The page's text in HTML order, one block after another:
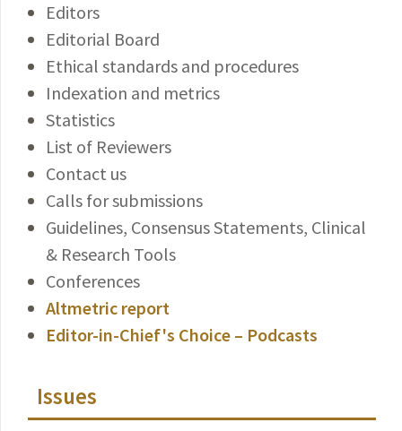
Editors
Editorial Board
Ethical standards and procedures
Indexation and metrics
Statistics
List of Reviewers
Contact us
Calls for submissions
Guidelines, Consensus Statements, Clinical
& Research Tools
Conferences
Altmetric report
Editor-in-Chief's Choice – Podcasts
Issues